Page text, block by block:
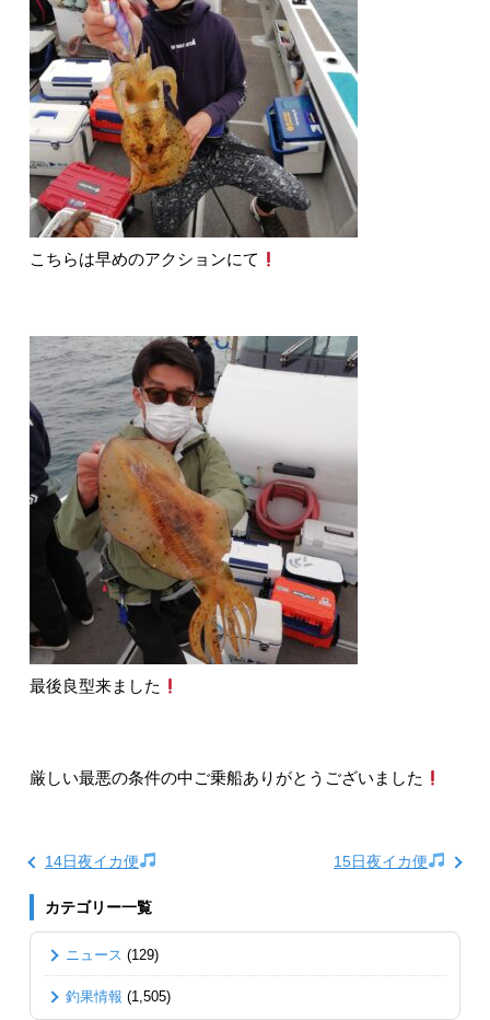
こちらは早めのアクションにて
最後良型来ました
厳しい最悪の条件の中ご乗船ありがとうございました
14日夜イカ便 15日夜イカ便
カテゴリー一覧
ニュース (129)
釣果情報 (1,505)